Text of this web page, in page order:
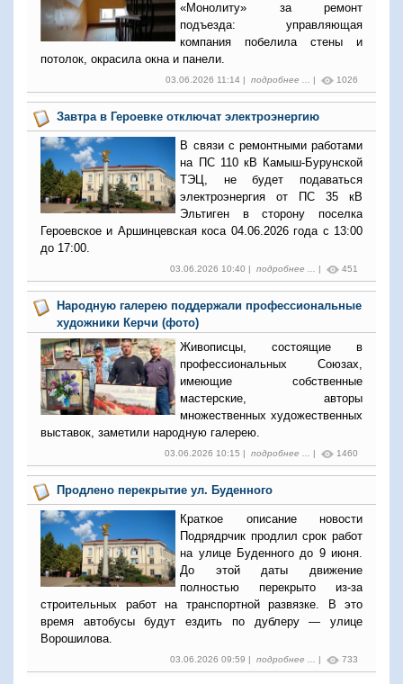
«Монолиту» за ремонт
подъезда: управляющая
компания побелила стены и
потолок, окрасила окна и панели.
03.06.2026 11:14 | подробнее ... | 1026
Завтра в Героевке отключат электроэнергию
В связи с ремонтными работами
на ПС 110 кВ Камыш-Бурунской
ТЭЦ, не будет подаваться
электроэнергия от ПС 35 кВ
Эльтиген в сторону поселка
Героевское и Аршинцевская коса 04.06.2026 года с 13:00
до 17:00.
03.06.2026 10:40 | подробнее ... | 451
Народную галерею поддержали профессиональные
художники Керчи (фото)
Живописцы, состоящие в
профессиональных Союзах,
имеющие собственные
мастерские, авторы
множественных художественных
выставок, заметили народную галерею.
03.06.2026 10:15 | подробнее ... | 1460
Продлено перекрытие ул. Буденного
Краткое описание новости
Подрядрчик продлил срок работ
на улице Буденного до 9 июня.
До этой даты движение
полностью перекрыто из-за
строительных работ на транспортной развязке. В это
время автобусы будут ездить по дублеру — улице
Ворошилова.
03.06.2026 09:59 | подробнее ... | 733